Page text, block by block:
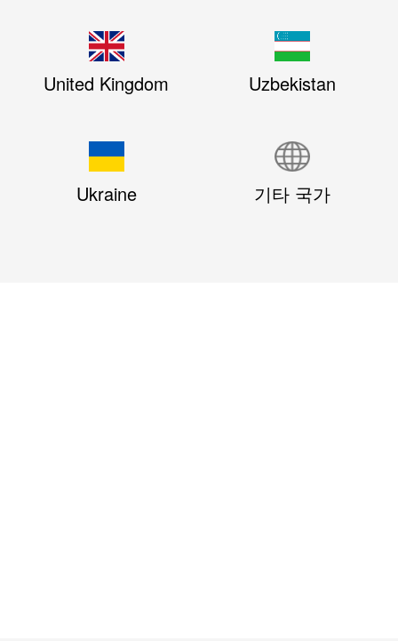
United Kingdom Uzbekistan
Ukraine 기타 국가